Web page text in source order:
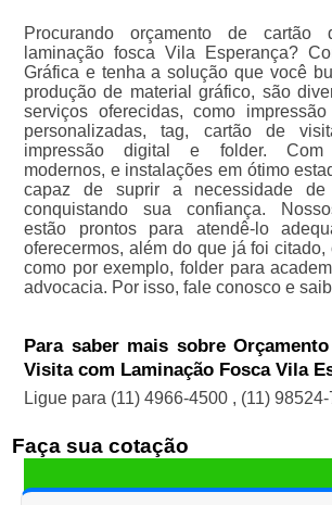
Procurando orçamento de
laminação fosca Vila Esperança?
Gráfica e tenha a solução que você
produção de material gráfico, são
serviços oferecidas, como
personalizadas, tag, cartão de
impressão digital e folder. Com
modernos, e instalações em ótimo
capaz de suprir a necessidade de
conquistando sua confiança.
estão prontos para atendê-lo
oferecermos, além do que já foi citado,
como por exemplo, folder para
advocacia. Por isso, fale conosco e
Para saber mais sobre
Visita com Laminação Fosca Vila
Ligue para (11) 4966-4500 , (11)
Faça sua cotação